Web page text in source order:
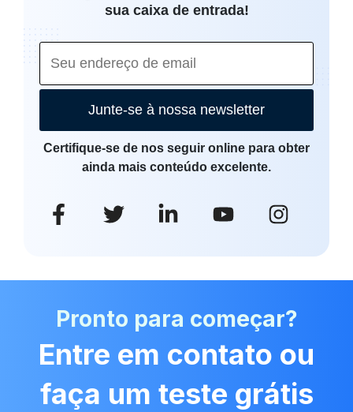
sua caixa de entrada!
Junte-se à nossa newsletter
Certifique-se de nos seguir online para obter
ainda mais conteúdo excelente.
Pronto para começar?
Entre em contato ou
faça um teste grátis